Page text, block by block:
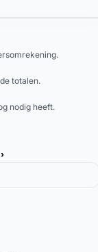
totalen.
nodig heeft.
›